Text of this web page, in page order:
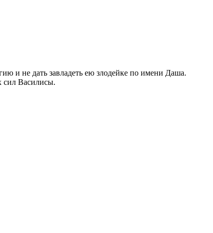
и не дать завладеть ею злодейке по имени Даша.
сил Василисы.